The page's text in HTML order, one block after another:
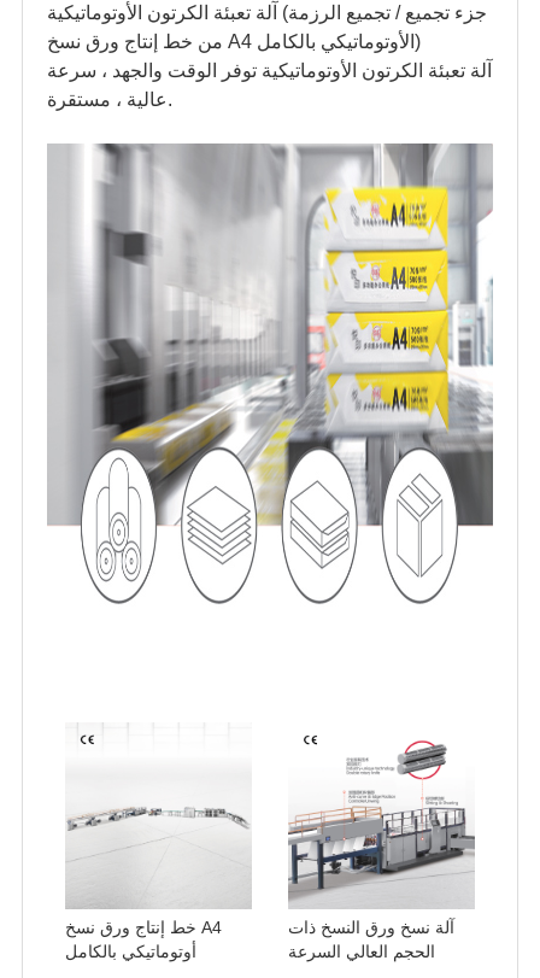
آلة تعبئة الكرتون الأوتوماتيكية (جزء تجميع / تجميع الرزمة
من خط إنتاج ورق نسخ A4 الأوتوماتيكي بالكامل)
آلة تعبئة الكرتون الأوتوماتيكية توفر الوقت والجهد ، سرعة
عالية ، مستقرة.
خط إنتاج ورق نسخ A4
أوتوماتيكي بالكامل
آلة نسخ ورق النسخ ذات
الحجم العالي السرعة